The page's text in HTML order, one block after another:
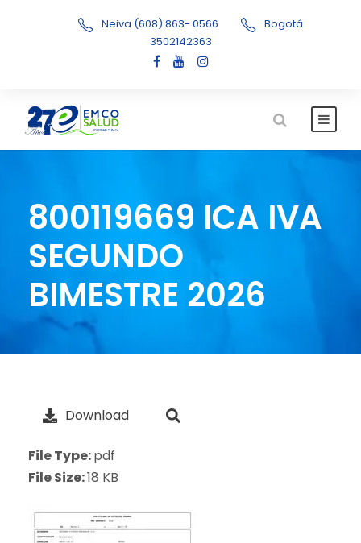
Neiva (608) 863- 0566
Bogotá
3502142363
800119669 ICA IVA
SEGUNDO
BIMESTRE 2026
Download
File Type:pdf
File Size:18 KB